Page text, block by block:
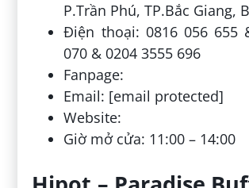
P.Trần Phú, TP.Bắc Giang,
Điện thoại: 0816 056 655
070 & 0204 3555 696
Fanpage:
Email: [email protected]
Website:
Giờ mở cửa: 11:00 – 14:00